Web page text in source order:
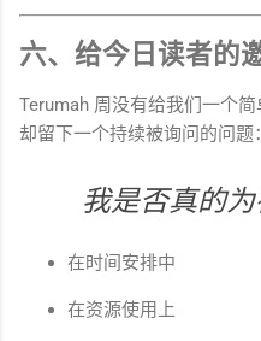
六、给今日读者的
Terumah 周没有给我们一个简
却留下一个持续被询问的问题：
我是否真的为
在时间安排中
在资源使用上